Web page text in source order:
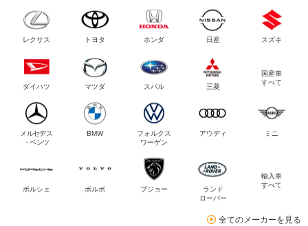
レクサス トヨタ ホンダ 日産 スズキ
ダイハツ マツダ スバル 三菱
国産車
すべて
メルセデス
・ベンツ
BMW
フォルクス
ワーゲン
アウディ ミニ
ポルシェ ボルボ プジョー
ランド
ローバー
輸入車
すべて
全てのメーカーを見る